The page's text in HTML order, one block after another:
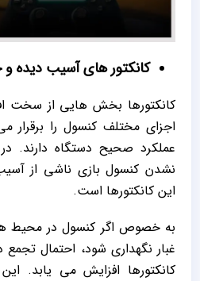
کانکتور های آسیب‌ دیده و
کانکتورها بخش‌ هایی از سخت‌
اجزای مختلف کنسول را
عملکرد صحیح دستگاه دارند.
نشدن کنسول بازی ناشی از
این کانکتورها است.
به‌ خصوص اگر کنسول در محیط‌
غبار نگهداری شود، احتمال
کانکتورها افزایش می‌ یابد.